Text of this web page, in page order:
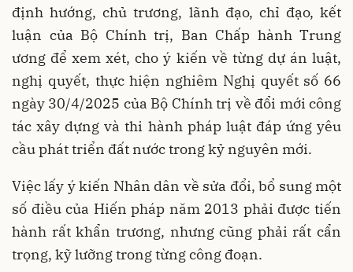
định hướng, chủ trương, lãnh đạo, chỉ đạo, kết
luận của Bộ Chính trị, Ban Chấp hành Trung
ương để xem xét, cho ý kiến về từng dự án luật,
nghị quyết, thực hiện nghiêm Nghị quyết số 66
ngày 30/4/2025 của Bộ Chính trị về đổi mới công
tác xây dựng và thi hành pháp luật đáp ứng yêu
cầu phát triển đất nước trong kỷ nguyên mới.
Việc lấy ý kiến Nhân dân về sửa đổi, bổ sung một
số điều của Hiến pháp năm 2013 phải được tiến
hành rất khẩn trương, nhưng cũng phải rất cẩn
trọng, kỹ lưỡng trong từng công đoạn.